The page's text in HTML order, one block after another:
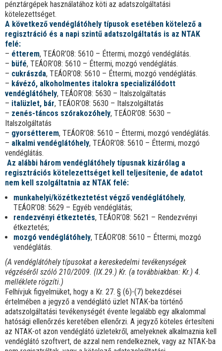
pénztárgépek használatához köti az adatszolgáltatási
kötelezettséget.
A következő vendéglátóhely típusok esetében kötelező a
regisztráció és a napi szintű adatszolgáltatás is az NTAK
felé:
– étterem, TEÁOR’08: 5610 – Éttermi, mozgó vendéglátás.
– büfé, TEÁOR’08: 5610 – Éttermi, mozgó vendéglátás.
– cukrászda, TEÁOR’08: 5610 – Éttermi, mozgó vendéglátás.
– kávézó, alkoholmentes italokra specializálódott
vendéglátóhely, TEÁOR’08: 5630 – Italszolgáltatás
– italüzlet, bár, TEÁOR’08: 5630 – Italszolgáltatás
– zenés-táncos szórakozóhely, TEÁOR’08: 5630 –
Italszolgáltatás
– gyorsétterem, TEÁOR’08: 5610 – Éttermi, mozgó vendéglátás.
– alkalmi vendéglátóhely, TEÁOR’08: 5610 – Éttermi, mozgó
vendéglátás.
Az alábbi három vendéglátóhely típusnak kizárólag a
regisztrációs kötelezettséget kell teljesítenie, de adatot
nem kell szolgáltatnia az NTAK felé:
munkahelyi/közétkeztetést végző vendéglátóhely,
TEÁOR’08: 5629 – Egyéb vendéglátás;
rendezvényi étkeztetés, TEÁOR’08: 5621 – Rendezvényi
étkeztetés;
mozgó vendéglátóhely, TEÁOR’08: 5610 – Éttermi, mozgó
vendéglátás.
(A vendéglátóhely típusokat a kereskedelmi tevékenységek
végzéséről szóló 210/2009. (IX.29.) Kr. (a továbbiakban: Kr.) 4.
melléklete rögzíti.)
Felhívjuk figyelmüket, hogy a Kr. 27. § (6)-(7) bekezdései
értelmében a jegyző a vendéglátó üzlet NTAK-ba történő
adatszolgáltatási tevékenységét évente legalább egy alkalommal
hatósági ellenőrzés keretében ellenőrzi. A jegyző köteles értesíteni
az NTAK-ot azon vendéglátó üzletekről, amelyeknek alkalmaznia kell
vendéglátó szoftvert, de azzal nem rendelkeznek, vagy az NTAK-ba